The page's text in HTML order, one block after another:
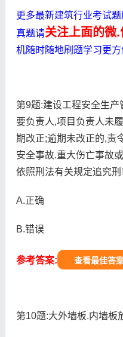
更多最新建筑行业考试
真题请关注上面的微
机随时随地刷题学习更方
第9题:建设工程安全生
要负责人,项目负责人未
期改正;逾期未改正的,责
安全事故.重大伤亡事故
依照刑法有关规定追究
A.正确
B.错误
参考答案: 查看最佳答
第10题:大外墙板.内墙板